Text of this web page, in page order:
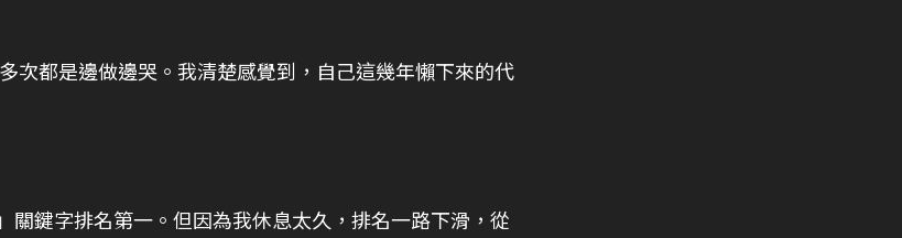
次都是邊做邊哭。我清楚感覺到，自己這幾年懶下來的代
鍵字排名第一。但因為我休息太久，排名一路下滑，從